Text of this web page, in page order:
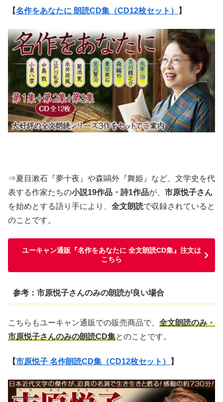
【名作をあなたに 朗読CD集（CD12枚セット） 】
⇒夏目漱石『夢十夜』や森鷗外『舞姫』など、文学史を代
表する作家たちの小説19作品・詩1作品が、 市原悦子さん
を始めとする語り手により、 全文朗読で収録されていると
のことです。
ユーキャン通販『名作をあなたに 全文朗読CD集』注文は
こちら
参考：市原悦子さんのみの朗読が良い場合
こちらもユーキャン通販での販売商品で、 全文朗読のみ・
市原悦子さんのみの朗読CD集とのことです。
【市原悦子 名作朗読CD集（CD12枚セット） 】